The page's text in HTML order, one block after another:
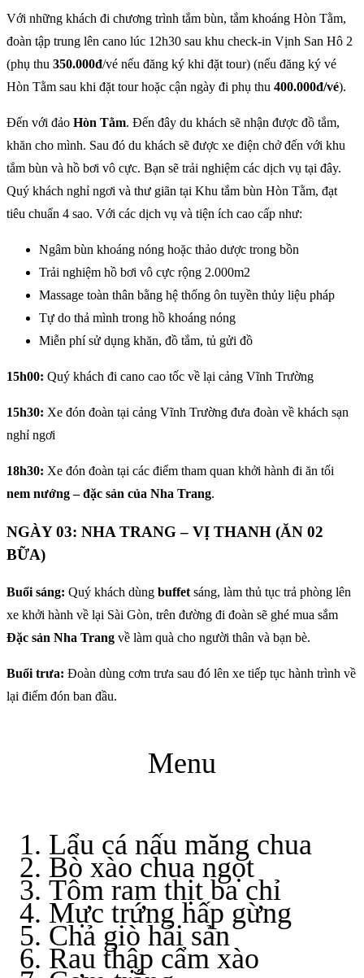
Với những khách đi chương trình tắm bùn, tắm khoáng Hòn Tằm,
đoàn tập trung lên cano lúc 12h30 sau khu check-in Vịnh San Hô 2
(phụ thu 350.000đ/vé nếu đăng ký khi đặt tour) (nếu đăng ký vé
Hòn Tằm sau khi đặt tour hoặc cận ngày đi phụ thu 400.000đ/vé).
Đến với đảo Hòn Tằm. Đến đây du khách sẽ nhận được đồ tắm,
khăn cho mình. Sau đó du khách sẽ được xe điện chở đến với khu
tắm bùn và hồ bơi vô cực. Bạn sẽ trải nghiệm các dịch vụ tại đây.
Quý khách nghỉ ngơi và thư giãn tại Khu tắm bùn Hòn Tằm, đạt
tiêu chuẩn 4 sao. Với các dịch vụ và tiện ích cao cấp như:
Ngâm bùn khoáng nóng hoặc thảo dược trong bồn
Trải nghiệm hồ bơi vô cực rộng 2.000m2
Massage toàn thân bằng hệ thống ôn tuyền thủy liệu pháp
Tự do thả mình trong hồ khoáng nóng
Miễn phí sử dụng khăn, đồ tắm, tủ gửi đồ
15h00: Quý khách đi cano cao tốc về lại cảng Vĩnh Trường
15h30: Xe đón đoàn tại cảng Vĩnh Trường đưa đoàn về khách sạn
nghỉ ngơi
18h30: Xe đón đoàn tại các điểm tham quan khởi hành đi ăn tối
nem nướng – đặc sản của Nha Trang.
NGÀY 03: NHA TRANG – VỊ THANH (ĂN 02
BỮA)
Buổi sáng: Quý khách dùng buffetsáng, làm thủ tục trả phòng lên
xe khởi hành về lại Sài Gòn, trên đường đi đoàn sẽ ghé mua sắm
Đặc sản Nha Trang về làm quà cho người thân và bạn bè.
Buổi trưa: Đoàn dùng cơm trưa sau đó lên xe tiếp tục hành trình về
lại điểm đón ban đầu.
Menu
Lẩu cá nấu măng chua
Bò xào chua ngọt
Tôm ram thịt ba chỉ
Mực trứng hấp gừng
Chả giò hải sản
Rau thập cẩm xào